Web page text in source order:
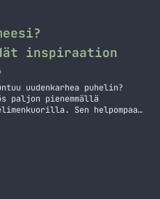
jokapäiväistä
edellisinä vuosina
sijoituskohde ja
hinnan kehitystä, on osaa
Kryptovaluuttabuumi
inspiraation
uudenkarhea puhelin?
paljon pienemmällä
Sen helpompaa
ei ole. Uudet kuoret,
esine, jota käytät kenties
maksaa itsensä